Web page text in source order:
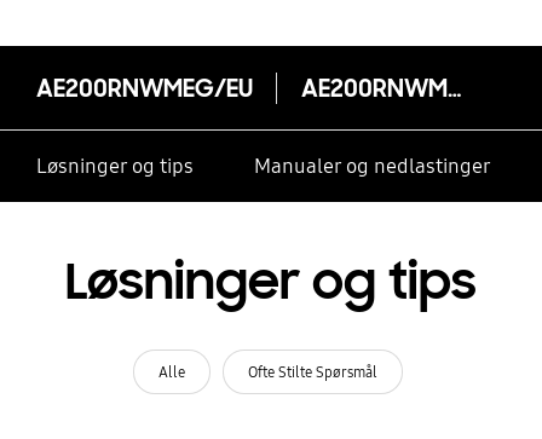
AE200RNWMEG/EU AE200RNWMEG/EU
Løsninger og tips Manualer og nedlastinger
Løsninger og tips
Alle Ofte Stilte Spørsmål